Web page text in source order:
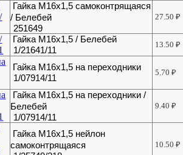
Гайка М16х1,5 самоконтрящаяся
/ Белебей
251649
27.50₽
Гайка М16х1,5 / Белебей
1/21641/11
13.50₽
Гайка М16х1,5 на переходники
1/07914/11
5.70₽
Гайка М16х1,5 на переходники /
Белебей
1/07914/11
9.40₽
Гайка М16х1,5 нейлон
самоконтрящаяся
10.50₽